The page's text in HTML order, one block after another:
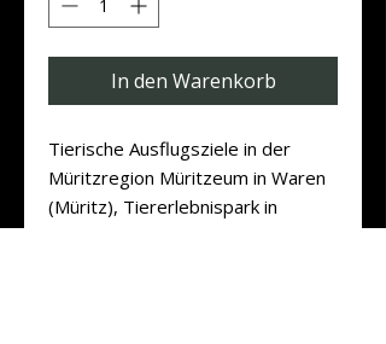
In den Warenkorb
Tierische Ausflugsziele in der
Müritzregion Müritzeum in Waren
(Müritz), Tiererlebnispark in